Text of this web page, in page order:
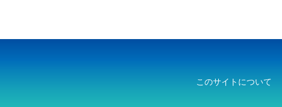
このサイトについて